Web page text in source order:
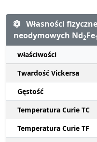
Własności
neodymowych Nd2Fe
właściwości
Twardość Vickersa
Gęstość
Temperatura Curie TC
Temperatura Curie TF